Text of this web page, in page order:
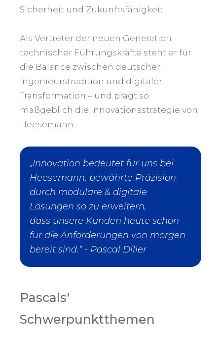
Sicherheit und Zukunftsfähigkeit.
Als Vertreter der neuen Generation
technischer Führungskräfte steht er für
die Balance zwischen deutscher
Ingenieurstradition und digitaler
Transformation – und prägt so
maßgeblich die Innovationsstrategie von
Heesemann.
„Innovation bedeutet für uns bei
Heesemann, bewährte Präzision
durch modulare & digitale
Lösungen so zu erweitern,
dass unsere Kunden heute schon
für die Anforderungen von morgen
bereit sind.“ - Pascal Diller
Pascals'
Schwerpunktthemen